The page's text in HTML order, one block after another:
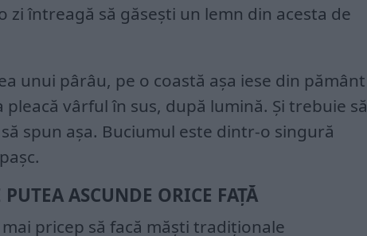
zi întreagă să găseşti un lemn din acesta de
unui pârâu, pe o coastă aşa iese din pământ
pleacă vârful în sus, după lumină. Şi trebuie să
spun aşa. Buciumul este dintr-o singură
ASCUNDE ORICE FAŢĂ
pricep să facă măşti tradiţionale